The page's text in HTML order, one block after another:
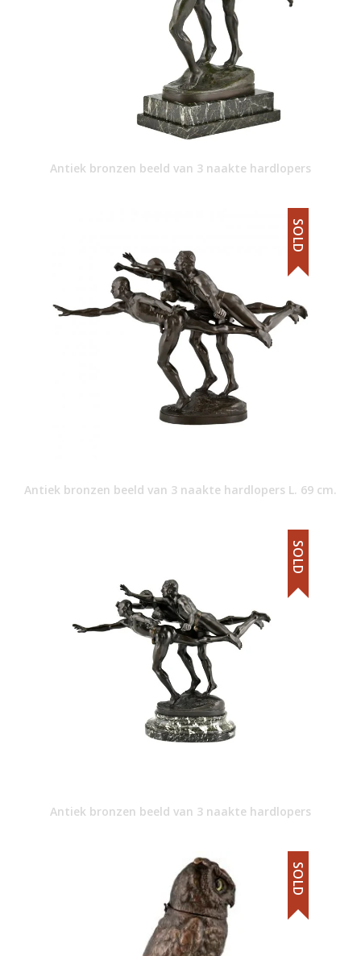
Antiek bronzen beeld van 3 naakte hardlopers
Antiek bronzen beeld van 3 naakte hardlopers L. 69 cm.
SOLD
Antiek bronzen beeld van 3 naakte hardlopers
SOLD
SOLD